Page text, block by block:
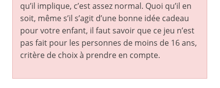
qu’il implique, c’est assez normal. Quoi qu’il en
soit, même s’il s’agit d’une bonne idée cadeau
pour votre enfant, il faut savoir que ce jeu n’est
pas fait pour les personnes de moins de 16 ans,
critère de choix à prendre en compte.